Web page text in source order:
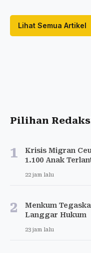
Lihat Semua Artikel
Pilihan
1
Krisis Migran
1.100 Anak
22 jam lalu
2
Menkum
Langgar Hukum
23 jam lalu